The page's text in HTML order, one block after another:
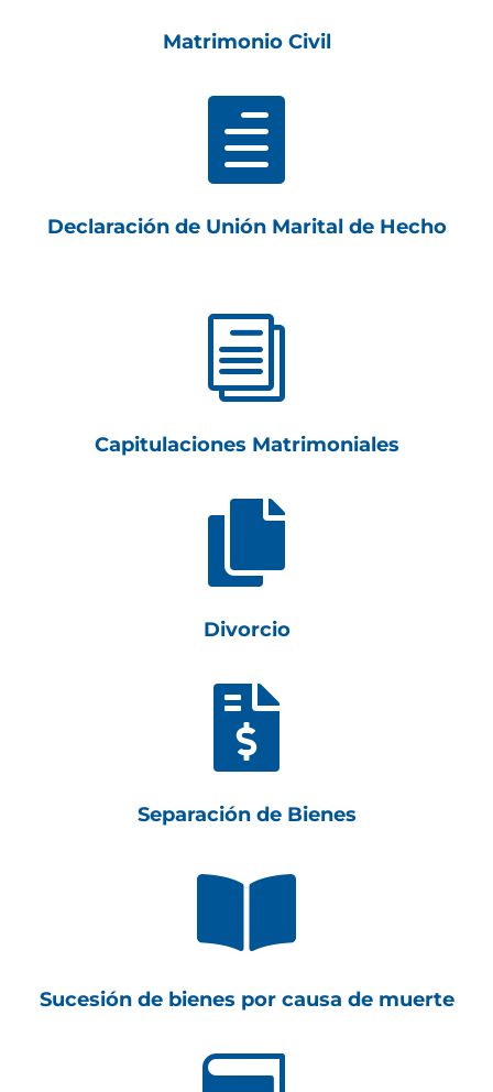
Matrimonio Civil

Declaración de Unión Marital de Hecho
i
Capitulaciones Matrimoniales

Divorcio

Separación de Bienes

Sucesión de bienes por causa de muerte